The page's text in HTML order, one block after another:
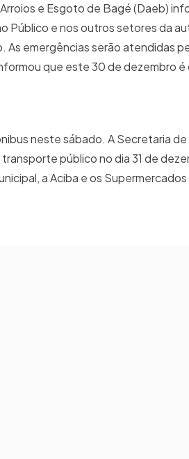
e Esgoto de Bagé (Daeb)
Público e nos outros setores da
emergências serão atendidas
que este 30 de dezembro
neste sábado. A Secretaria
público no dia 31 de
a Aciba e os